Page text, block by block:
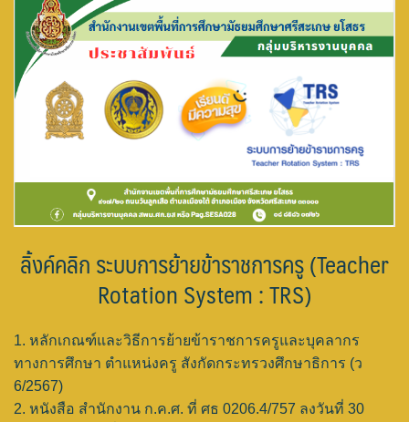
ลิ้งค์คลิก ระบบการย้ายข้าราชการครู (Teacher
Rotation System : TRS)
1. หลักเกณฑ์และวิธีการย้ายข้าราชการครูและบุคลากร
ทางการศึกษา ตำแหน่งครู สังกัดกระทรวงศึกษาธิการ (ว
6/2567)
2. หนังสือ สำนักงาน ก.ค.ศ. ที่ ศธ 0206.4/757 ลงวันที่ 30